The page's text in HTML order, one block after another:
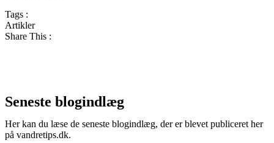
Tags :
Artikler
Share This :
Seneste blogindlæg
Her kan du læse de seneste blogindlæg, der er blevet publiceret her
på vandretips.dk.